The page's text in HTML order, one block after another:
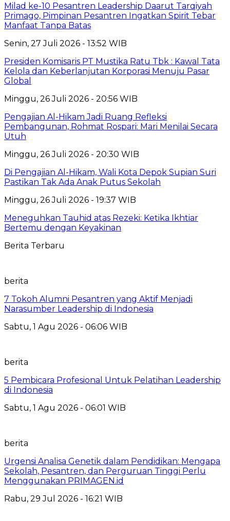
Milad ke-10 Pesantren Leadership Daarut Tarqiyah
Primago, Pimpinan Pesantren Ingatkan Spirit Tebar
Manfaat Tanpa Batas
Senin, 27 Juli 2026 - 13:52 WIB
Presiden Komisaris PT Mustika Ratu Tbk : Kawal Tata
Kelola dan Keberlanjutan Korporasi Menuju Pasar
Global
Minggu, 26 Juli 2026 - 20:56 WIB
Pengajian Al-Hikam Jadi Ruang Refleksi
Pembangunan, Rohmat Rospari: Mari Menilai Secara
Utuh
Minggu, 26 Juli 2026 - 20:30 WIB
Di Pengajian Al-Hikam, Wali Kota Depok Supian Suri
Pastikan Tak Ada Anak Putus Sekolah
Minggu, 26 Juli 2026 - 19:37 WIB
Meneguhkan Tauhid atas Rezeki: Ketika Ikhtiar
Bertemu dengan Keyakinan
Berita Terbaru
berita
7 Tokoh Alumni Pesantren yang Aktif Menjadi
Narasumber Leadership di Indonesia
Sabtu, 1 Agu 2026 - 06:06 WIB
berita
5 Pembicara Profesional Untuk Pelatihan Leadership
di Indonesia
Sabtu, 1 Agu 2026 - 06:01 WIB
berita
Urgensi Analisa Genetik dalam Pendidikan: Mengapa
Sekolah, Pesantren, dan Perguruan Tinggi Perlu
Menggunakan PRIMAGEN.id
Rabu, 29 Jul 2026 - 16:21 WIB